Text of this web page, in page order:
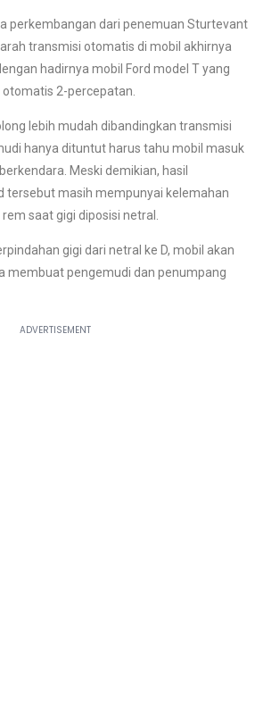
perkembangan dari penemuan Sturtevant
transmisi otomatis di mobil akhirnya
hadirnya mobil Ford model T yang
2-percepatan.
lebih mudah dibandingkan transmisi
hanya dituntut harus tahu mobil masuk
Meski demikian, hasil
tersebut masih mempunyai kelemahan
saat gigi diposisi netral.
gigi dari netral ke D, mobil akan
membuat pengemudi dan penumpang